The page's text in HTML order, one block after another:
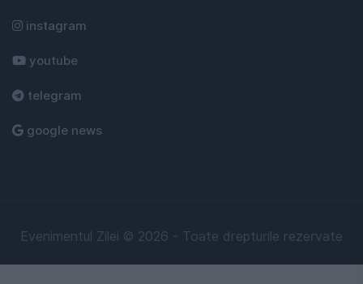
instagram
youtube
telegram
google news
Evenimentul Zilei © 2026 - Toate drepturile rezervate